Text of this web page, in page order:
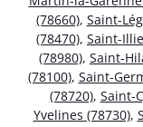
(78660), Saint-
(78470), Saint-
(78980), Saint-
(78100), Saint-
(78720), Saint-
Yvelines (78730),